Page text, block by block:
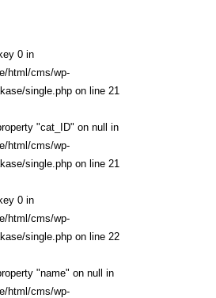
0 in
html/cms/wp-
single.php on line 21
"cat_ID" on null in
html/cms/wp-
single.php on line 21
0 in
html/cms/wp-
single.php on line 22
"name" on null in
html/cms/wp-